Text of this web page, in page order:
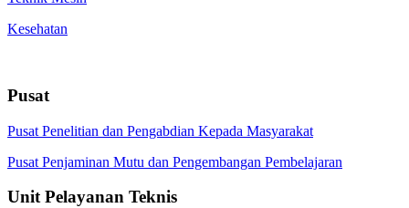
Kesehatan
Pusat
Pusat Penelitian dan Pengabdian Kepada Masyarakat
Pusat Penjaminan Mutu dan Pengembangan Pembelajaran
Unit Pelayanan Teknis